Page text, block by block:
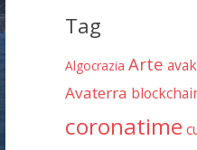
Tag
Algocrazia Arte
Avaterra
coronatime